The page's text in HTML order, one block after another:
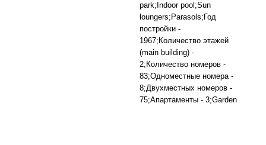
park;Indoor pool;Sun
loungers;Parasols;Год
постройки -
1967;Количество этажей
(main building) -
2;Количество номеров -
83;Одноместные номера -
8;Двухместных номеров -
75;Апартаменты - 3;Garden